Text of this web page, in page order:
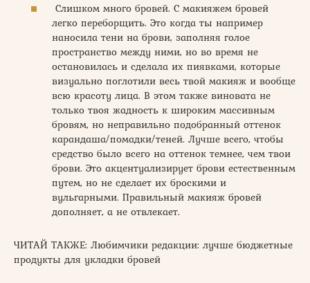
Слишком много бровей. С макияжем бровей
легко переборщить. Это когда ты например
наносила тени на брови, заполняя голое
пространство между ними, но во время не
остановилась и сделала их пиявками, которые
визуально поглотили весь твой макияж и вообще
всю красоту лица. В этом также виновата не
только твоя жадность к широким массивным
бровям, но неправильно подобранный оттенок
карандаша/помадки/теней. Лучше всего, чтобы
средство было всего на оттенок темнее, чем твои
брови. Это акцентуализирует брови естественным
путем, но не сделает их броскими и
вульгарными. Правильный макияж бровей
дополняет, а не отвлекает.
ЧИТАЙ ТАКЖЕ: Любимчики редакции: лучше бюджетные
продукты для укладки бровей